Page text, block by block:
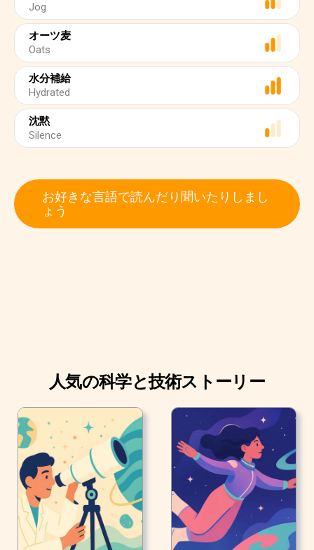
Jog
オーツ麦
Oats
水分補給
Hydrated
沈黙
Silence
お好きな言語で読んだり聞いたりしまし
ょう
人気の科学と技術ストーリー